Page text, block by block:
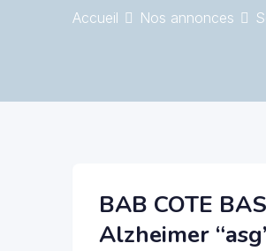
Accueil Nos annonces
BAB COTE
Alzheimer